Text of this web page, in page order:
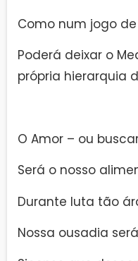
Como num jogo
Poderá deixar o
própria hierarquia
O Amor – ou
Será o nosso
Durante luta tão
Nossa ousadia